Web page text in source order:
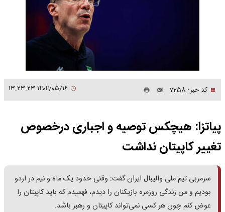
کد خبر: 7258
پیاتزا: هیچکس توصیه و اجباری درخصوص
تغییر کاپیتان نداشت
سرمربی تیم ملی والیبال ایران گفت: وقتی حدود یک ماه و نیم در اردو
بودیم و من زندگی روزمره بازیکنان را دیدم،‌ فهمیدم که باید کاپیتان را
عوض کنم چون هر کسی نمی‌تواند کاپیتان و رهبر باشد.